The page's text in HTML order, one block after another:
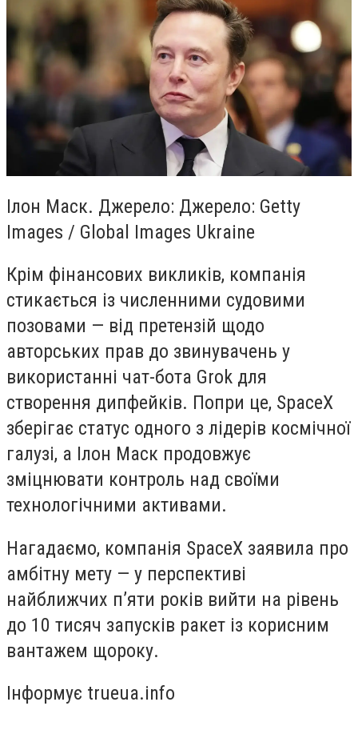
Ілон Маск. Джерело: Джерело: Getty
Images / Global Images Ukraine
Крім фінансових викликів, компанія
стикається із численними судовими
позовами — від претензій щодо
авторських прав до звинувачень у
використанні чат-бота Grok для
створення дипфейків. Попри це, SpaceX
зберігає статус одного з лідерів космічної
галузі, а Ілон Маск продовжує
зміцнювати контроль над своїми
технологічними активами.
Нагадаємо, компанія SpaceX заявила про
амбітну мету — у перспективі
найближчих п’яти років вийти на рівень
до 10 тисяч запусків ракет із корисним
вантажем щороку.
Інформує trueua.info